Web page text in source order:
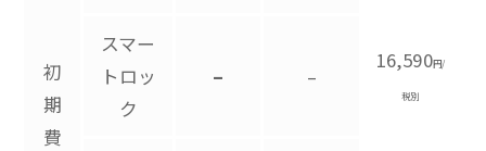
初
期
費
スマー
トロッ
ク
– –
16,590円/
税別